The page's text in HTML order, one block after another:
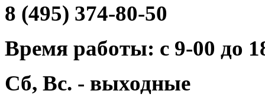
8 (495) 374-80-50
Время работы: с 9-00 до
Сб, Вс. - выходные